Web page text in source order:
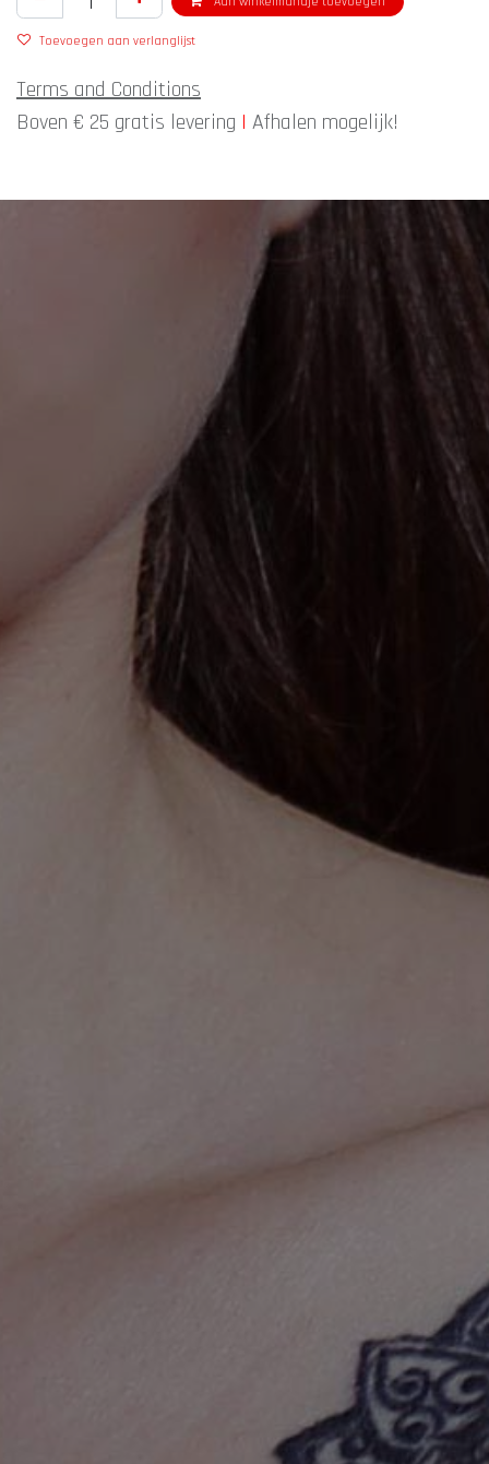
Toevoegen aan verlanglijst
Terms and Conditions
Boven € 25 gratis levering | Afhalen mogelijk!